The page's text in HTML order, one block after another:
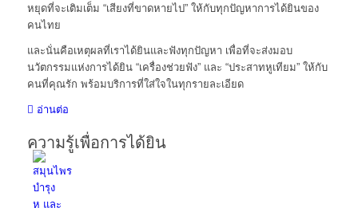
หยุดที่จะเติมเต็ม “เสียงที่ขาดหายไป” ให้กับทุกปัญหาการได้ยินของ
คนไทย
และนั่นคือเหตุผลที่เราได้ยินและฟังทุกปัญหา เพื่อที่จะส่งมอบ
นวัตกรรมแห่งการได้ยิน “เครื่องช่วยฟัง” และ “ประสาทหูเทียม” ให้กับ
คนที่คุณรัก พร้อมบริการที่ใส่ใจในทุกรายละเอียด
อ่านต่อ
ความรู้เพื่อการได้ยิน